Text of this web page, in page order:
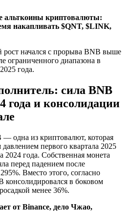
альткоины криптовалюты:
накапливать $QNT, $LINK,
рост начался с прорыва BNB выше
ограниченного диапазона в
года.
сила BNB
года и консолидации
— одна из криптовалют, которая
первого квартала 2025
2024 года. Собственная монета
перед падением после
Вместо этого, согласно
в боковом
менее 36%.
от Binance, дело Чжао,